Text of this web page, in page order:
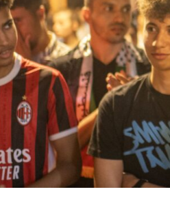
أبرز المواضيع الأبحاث الاصلاحات المؤسساتية
كيف نتجاوز “مغرب